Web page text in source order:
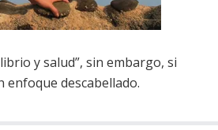
y salud”, sin embargo, si
enfoque descabellado.